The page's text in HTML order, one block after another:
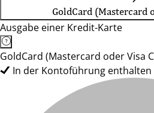
GoldCard (Mastercard
Ausgabe einer Kredit-Karte
GoldCard (Mastercard oder Visa
In der Kontoführung enthalten